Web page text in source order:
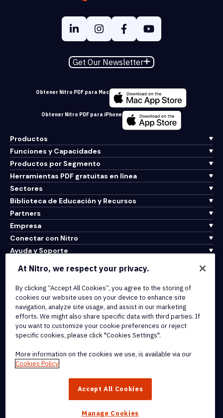
Get Our Newsletter
Obtener Nitro PDF para Mac
Obtener Nitro PDF para iPhone
Productos
Funciones y Capacidades
Productos por Segmento
Herramientas PDF gratuitas en línea
Sectores
Biblioteca de Educación y Recursos
Partners
Empresa
Conectar con Nitro
Ayuda y Soporte
Terms of Service
Cookie Policy
Copyright Policy
All Terms & Policies
trademarks, of Nitro Software, Inc. or its affiliates in the United
At Nitro, we respect your privacy.
By clicking “Accept All Cookies”, you agree to the storing of
cookies our website uses on your device to enhance site
navigation, analyze site usage, and assist in our marketing
efforts. We might also share specific data with third parties. If
you want to customize your cookie preferences or reject
specific cookies, please click "Cookies Settings".
More information on the cookies we use, is available via our
Cookies Policy
Accept All Cookies
Manage Cookies